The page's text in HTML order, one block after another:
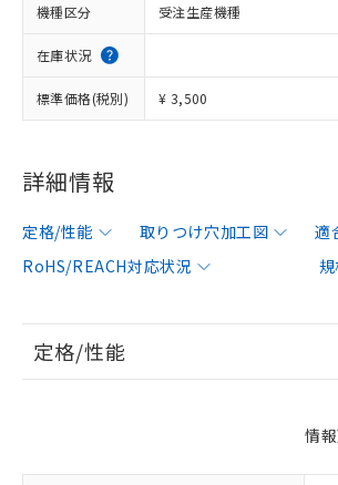
機種区分 受注生産機種
在庫状況
標準価格(税別) ¥ 3,500
詳細情報
定格/性能 取りつけ穴加工図
適
RoHS/REACH対応状況
定格/性能
情